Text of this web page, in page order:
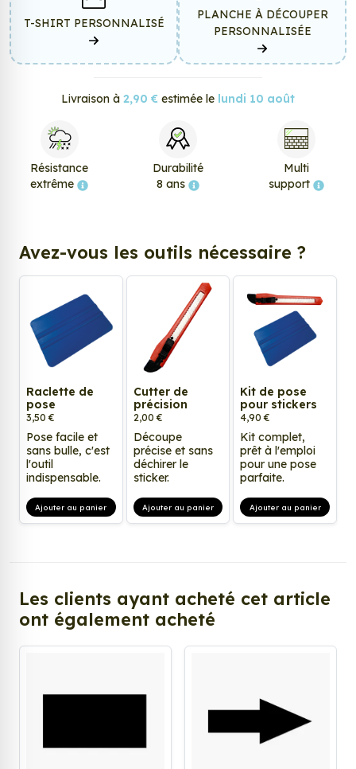
T-SHIRT PERSONNALISÉ
PLANCHE À DÉCOUPER
PERSONNALISÉE
Livraison à 2,90 € estimée le lundi 10 août
Résistance
extrême
Durabilité
8 ans
Multi
support
Avez-vous les outils nécessaire ?
Raclette de
pose
3,50 €
Pose facile et
sans bulle, c'est
l'outil
indispensable.
Ajouter au panier
Cutter de
précision
2,00 €
Découpe
précise et sans
déchirer le
sticker.
Ajouter au panier
Kit de pose
pour stickers
4,90 €
Kit complet,
prêt à l'emploi
pour une pose
parfaite.
Ajouter au panier
Les clients ayant acheté cet article
ont également acheté